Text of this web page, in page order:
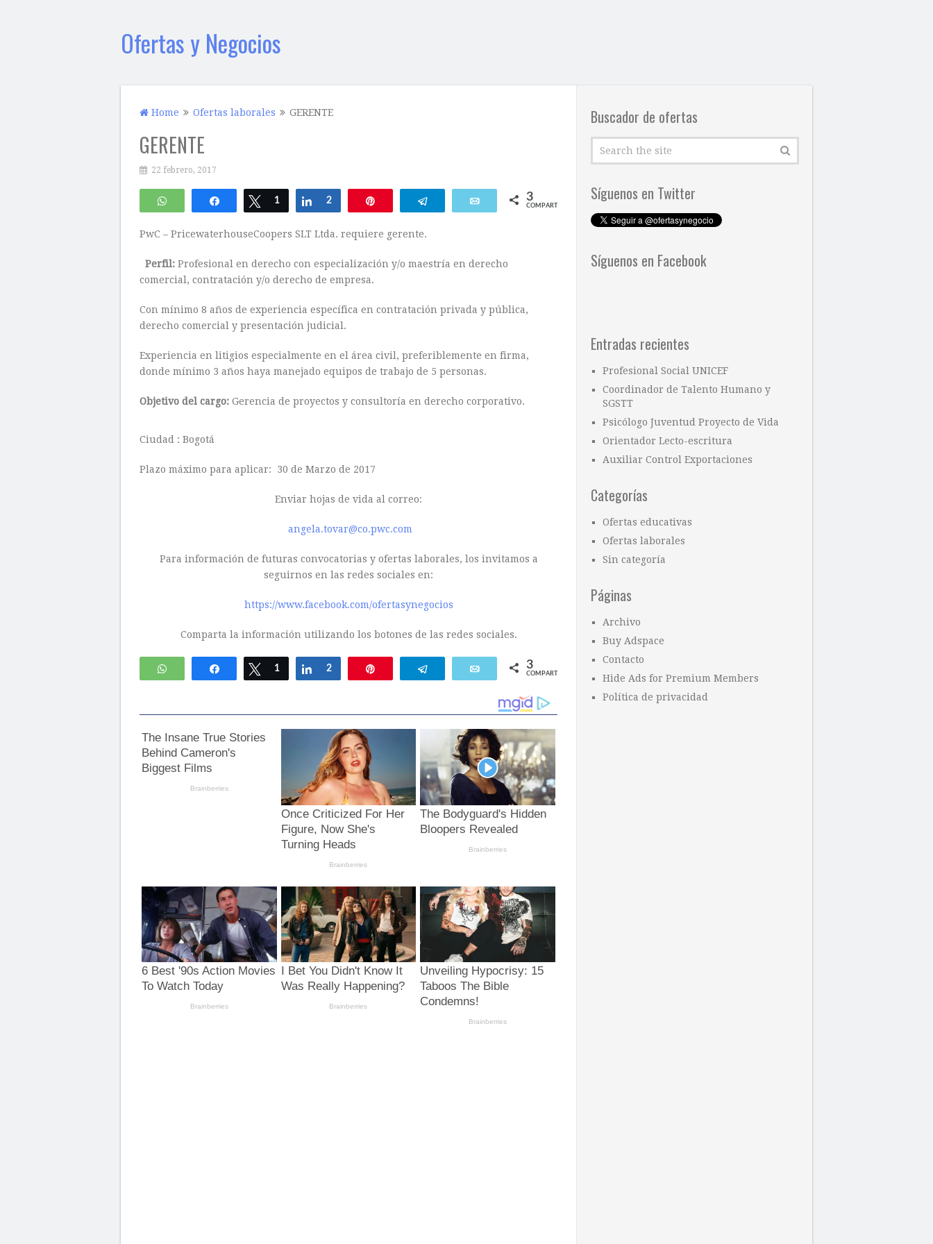
Ofertas y Negocios
Home Ofertas laborales GERENTE
GERENTE
22 febrero, 2017
WhatsApp Compartir Twittear
1 Compartir
2 Telegram Email 3
COMPARTIR
PwC – PricewaterhouseCoopers SLT Ltda. requiere gerente.
Perfil: Profesional en derecho con especialización y/o maestría en derecho
comercial, contratación y/o derecho de empresa.
Con mínimo 8 años de experiencia específica en contratación privada y pública,
derecho comercial y presentación judicial.
Experiencia en litigios especialmente en el área civil, preferiblemente en firma,
donde mínimo 3 años haya manejado equipos de trabajo de 5 personas.
Objetivo del cargo: Gerencia de proyectos y consultoría en derecho corporativo.
Ciudad : Bogotá
Plazo máximo para aplicar: 30 de Marzo de 2017
Enviar hojas de vida al correo:
angela.tovar@co.pwc.com
Para información de futuras convocatorias y ofertas laborales, los invitamos a
seguirnos en las redes sociales en:
https://www.facebook.com/ofertasynegocios
Comparta la información utilizando los botones de las redes sociales.
WhatsApp Compartir Twittear
1 Compartir
2 Telegram Email 3
COMPARTIR
Buscador de ofertas
Síguenos en Twitter
Síguenos en Facebook
Entradas recientes
Profesional Social UNICEF
Coordinador de Talento Humano y
SGSTT
Psicólogo Juventud Proyecto de Vida
Orientador Lecto-escritura
Auxiliar Control Exportaciones
Categorías
Ofertas educativas
Ofertas laborales
Sin categoría
Páginas
Archivo
Buy Adspace
Contacto
Hide Ads for Premium Members
Política de privacidad